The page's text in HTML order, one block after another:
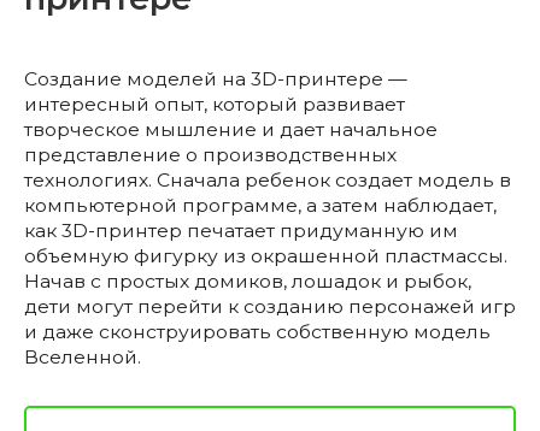
Создание моделей на 3D-принтере —
интересный опыт, который развивает
творческое мышление и дает начальное
представление о производственных
технологиях. Сначала ребенок создает модель в
компьютерной программе, а затем наблюдает,
как 3D-принтер печатает придуманную им
объемную фигурку из окрашенной пластмассы.
Начав с простых домиков, лошадок и рыбок,
дети могут перейти к созданию персонажей игр
и даже сконструировать собственную модель
Вселенной.